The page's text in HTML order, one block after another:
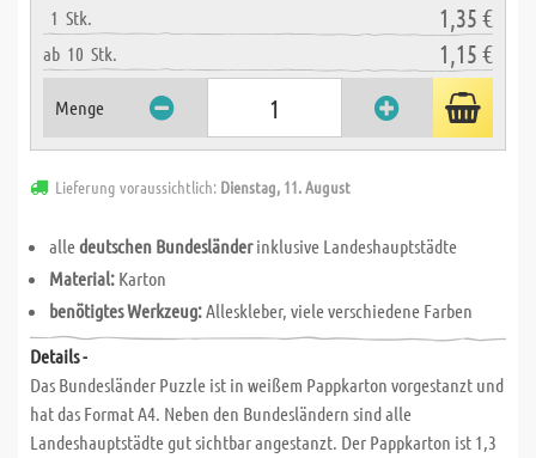
1 Stk. 1,35 €
ab 10 Stk. 1,15 €
Menge
Lieferung voraussichtlich: Dienstag, 11. August
alledeutschen Bundesländerinklusive Landeshauptstädte
Material: Karton
benötigtes Werkzeug:Alleskleber, viele verschiedene Farben
Details -
Das Bundesländer Puzzle ist in weißem Pappkarton vorgestanzt und
hat das Format A4. Neben den Bundesländern sind alle
Landeshauptstädte gut sichtbar angestanzt. Der Pappkarton ist 1,3